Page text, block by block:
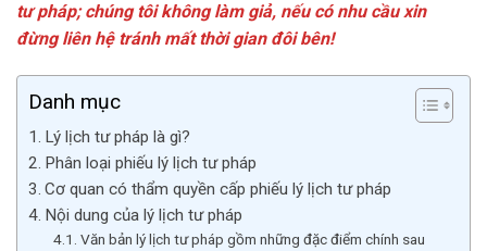
tư pháp; chúng tôi không làm giả, nếu có nhu cầu xin
đừng liên hệ tránh mất thời gian đôi bên!
Danh mục
Lý lịch tư pháp là gì?
Phân loại phiếu lý lịch tư pháp
Cơ quan có thẩm quyền cấp phiếu lý lịch tư pháp
Nội dung của lý lịch tư pháp
Văn bản lý lịch tư pháp gồm những đặc điểm chính sau